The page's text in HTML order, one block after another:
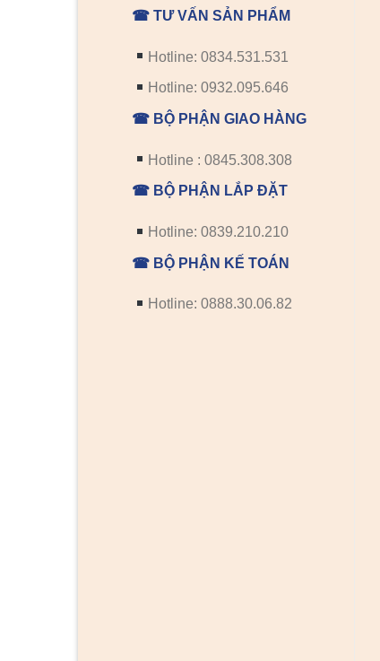
☎ TƯ VẤN SẢN PHẨM
Hotline: 0834.531.531
Hotline: 0932.095.646
☎ BỘ PHẬN GIAO HÀNG
Hotline : 0845.308.308
☎ BỘ PHẬN LẮP ĐẶT
Hotline: 0839.210.210
☎ BỘ PHẬN KẾ TOÁN
Hotline: 0888.30.06.82